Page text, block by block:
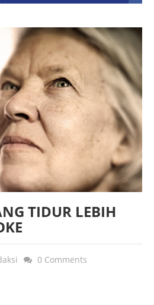
TIDUR LEBIH
0 Comments